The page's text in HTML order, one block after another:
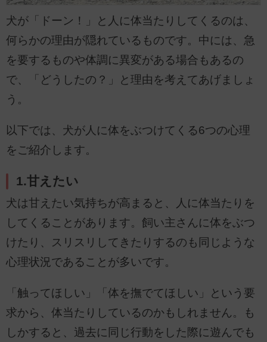
犬が「ドーン！」と人に体当たりしてくるのは、
何らかの理由が隠れているものです。中には、急
を要するものや体調に異変がある場合もあるの
で、「どうしたの？」と理由を考えてあげましょ
う。
以下では、犬が人に体をぶつけてくる6つの心理
をご紹介します。
1.甘えたい
犬は甘えたい気持ちが高まると、人に体当たりを
してくることがあります。飼い主さんに体をぶつ
けたり、スリスリしてきたりするのも同じような
心理状況であることが多いです。
「触ってほしい」「体を撫でてほしい」という要
求から、体当たりしているのかもしれません。も
しかすると、過去に同じ行動をした際に遊んでも